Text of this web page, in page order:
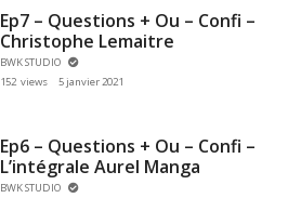
Ep7 – Questions + Ou – Confi –
Christophe Lemaitre
BWK STUDIO
152 views
5 janvier 2021
Ep6 – Questions + Ou – Confi –
L’intégrale Aurel Manga
BWK STUDIO